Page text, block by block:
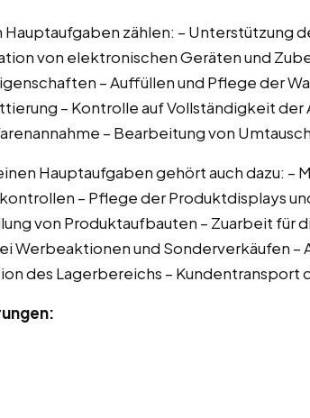
Hauptaufgaben zählen: – Unterstützung
von elektronischen Geräten und
– Auffüllen und Pflege der
– Kontrolle auf Vollständigkeit der
– Bearbeitung von
Hauptaufgaben gehört auch dazu: –
– Pflege der Produktdisplays
von Produktaufbauten – Zuarbeit für
Werbeaktionen und Sonderverkäufen –
des Lagerbereichs – Kundentransport